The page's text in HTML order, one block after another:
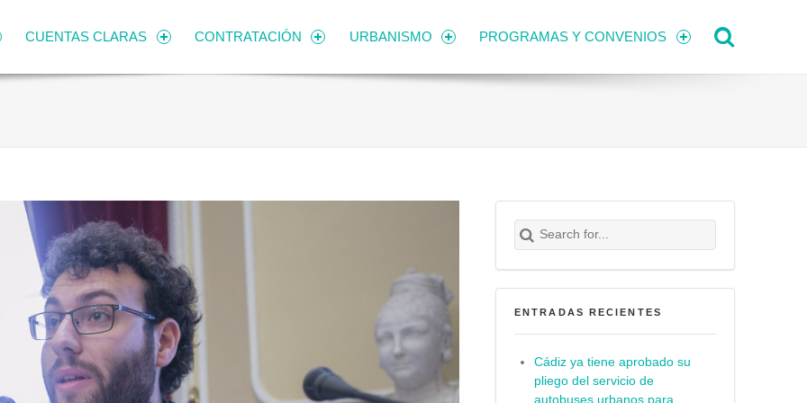
CUENTAS CLARAS CONTRATACIÓN URBANISMO PROGRAMAS Y CONVENIOS
Search for:
Buscar
ENTRADAS RECIENTES
Cádiz ya tiene aprobado su
pliego del servicio de
autobuses urbanos para